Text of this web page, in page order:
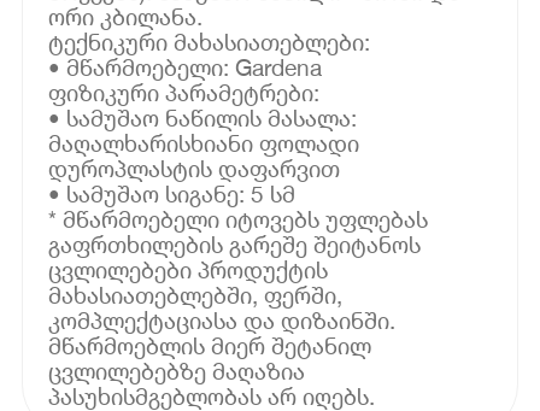
ორი კბილანა.
ტექნიკური მახასიათებლები:
• მწარმოებელი: Gardena
ფიზიკური პარამეტრები:
• სამუშაო ნაწილის მასალა:
მაღალხარისხიანი ფოლადი
დუროპლასტის დაფარვით
• სამუშაო სიგანე: 5 სმ
* მწარმოებელი იტოვებს უფლებას
გაფრთხილების გარეშე შეიტანოს
ცვლილებები პროდუქტის
მახასიათებლებში, ფერში,
კომპლექტაციასა და დიზაინში.
მწარმოებლის მიერ შეტანილ
ცვლილებებზე მაღაზია
პასუხისმგებლობას არ იღებს.